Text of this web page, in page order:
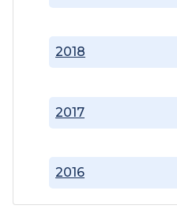
2016
2017
2018